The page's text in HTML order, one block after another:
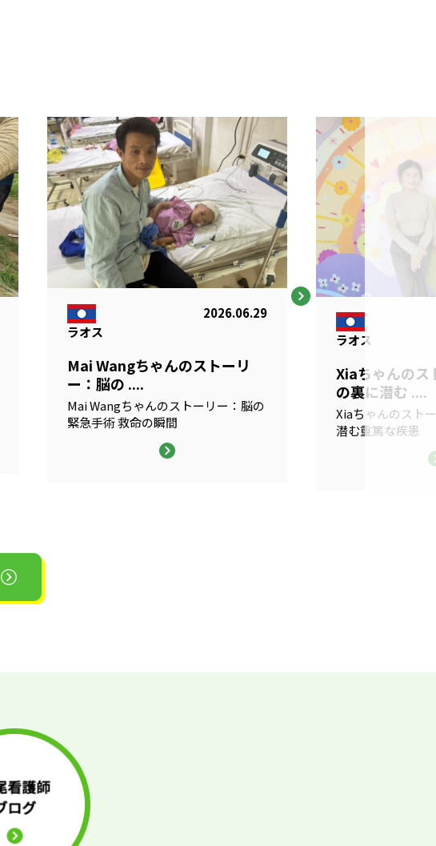
ラオス
2026.06.29
Mai Wangちゃんのストーリ
ー：脳の ....
Mai Wangちゃんのストーリー：脳の
緊急手術 救命の瞬間
ラオス
Xiaちゃんのス
の裏に潜む ....
Xiaちゃんのスト
潜む重篤な疾患